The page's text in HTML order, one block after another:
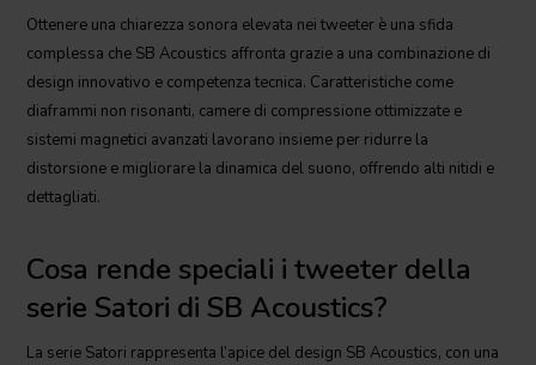
Ottenere una chiarezza sonora elevata nei tweeter è una sfida
complessa che SB Acoustics affronta grazie a una combinazione di
design innovativo e competenza tecnica. Caratteristiche come
diaframmi non risonanti, camere di compressione ottimizzate e
sistemi magnetici avanzati lavorano insieme per ridurre la
distorsione e migliorare la dinamica del suono, offrendo alti nitidi e
dettagliati.
Cosa rende speciali i tweeter della
serie Satori di SB Acoustics?
La serie Satori rappresenta l’apice del design SB Acoustics, con una